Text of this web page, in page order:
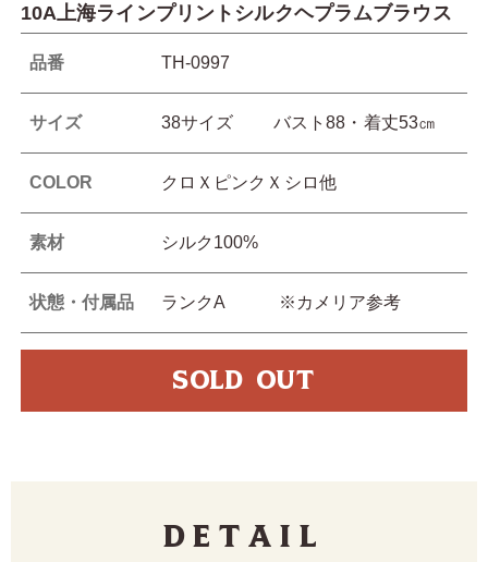
10A上海ラインプリントシルクヘプラムブラウス
品番 TH-0997
サイズ 38サイズ バスト88・着丈53㎝
COLOR クロＸピンクＸシロ他
素材 シルク100%
状態・付属品 ランクA ※カメリア参考
SOLD OUT
Detail